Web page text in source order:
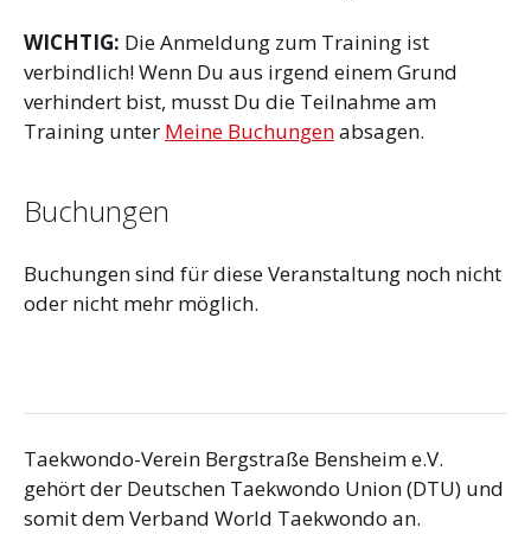
WICHTIG: Die Anmeldung zum Training ist
verbindlich! Wenn Du aus irgend einem Grund
verhindert bist, musst Du die Teilnahme am
Training unter Meine Buchungenabsagen.
Buchungen
Buchungen sind für diese Veranstaltung noch nicht
oder nicht mehr möglich.
Taekwondo-Verein Bergstraße Bensheim e.V.
gehört der Deutschen Taekwondo Union (DTU) und
somit dem Verband World Taekwondo an.